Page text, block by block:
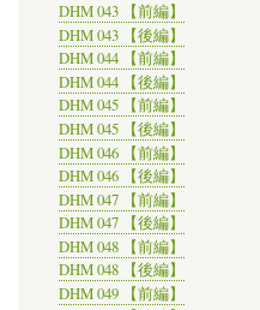
DHM 043 【前編】
DHM 043 【後編】
DHM 044 【前編】
DHM 044 【後編】
DHM 045 【前編】
DHM 045 【後編】
DHM 046 【前編】
DHM 046 【後編】
DHM 047 【前編】
DHM 047 【後編】
DHM 048 【前編】
DHM 048 【後編】
DHM 049 【前編】